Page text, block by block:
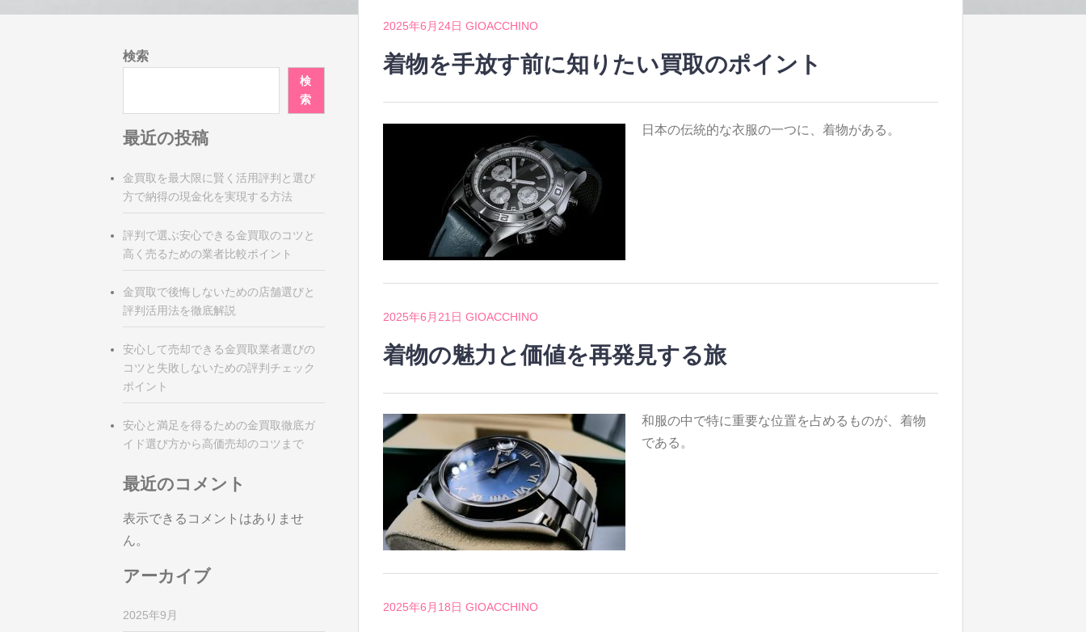
2025年6月24日 GIOACCHINO
着物を手放す前に知りたい買取のポイント
日本の伝統的な衣服の一つに、着物がある。
2025年6月21日 GIOACCHINO
着物の魅力と価値を再発見する旅
和服の中で特に重要な位置を占めるものが、着物
である。
2025年6月18日 GIOACCHINO
検索
検
索
最近の投稿
金買取を最大限に賢く活用評判と選び
方で納得の現金化を実現する方法
評判で選ぶ安心できる金買取のコツと
高く売るための業者比較ポイント
金買取で後悔しないための店舗選びと
評判活用法を徹底解説
安心して売却できる金買取業者選びの
コツと失敗しないための評判チェック
ポイント
安心と満足を得るための金買取徹底ガ
イド選び方から高価売却のコツまで
最近のコメント
表示できるコメントはありませ
ん。
アーカイブ
2025年9月